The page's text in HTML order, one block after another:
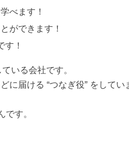
べます！
ができます！
す！
いる会社です。
届ける “つなぎ役” をしてい
す。